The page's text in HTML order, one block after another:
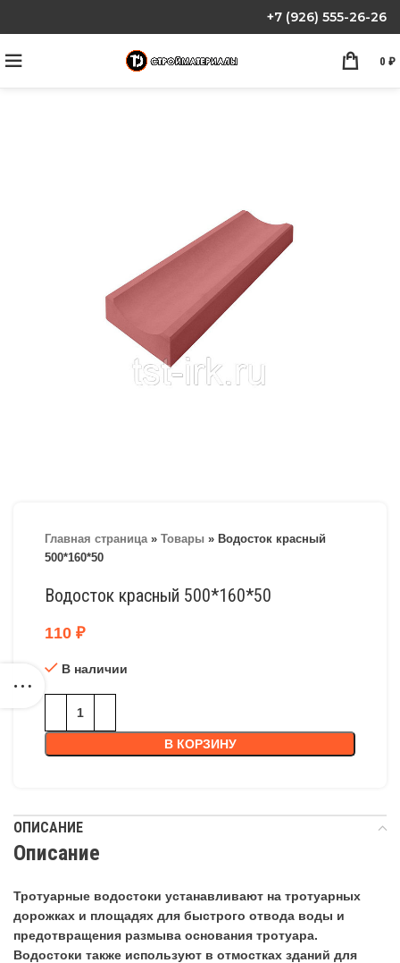
+7 (926) 555-26-26
0 ₽
Главная страница» Товары » Водосток красный
500*160*50
Водосток красный 500*160*50
110 ₽
В наличии
В КОРЗИНУ
ОПИСАНИЕ
Описание
Тротуарные водостоки устанавливают на тротуарных
дорожках и площадях для быстрого отвода воды и
предотвращения размыва основания тротуара.
Водостоки также используют в отмостках зданий для